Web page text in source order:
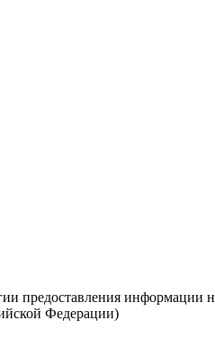
предоставления информации
Федерации)